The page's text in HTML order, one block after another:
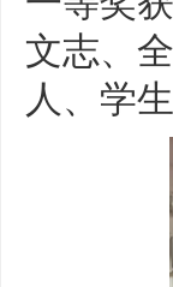
文志、
人、学